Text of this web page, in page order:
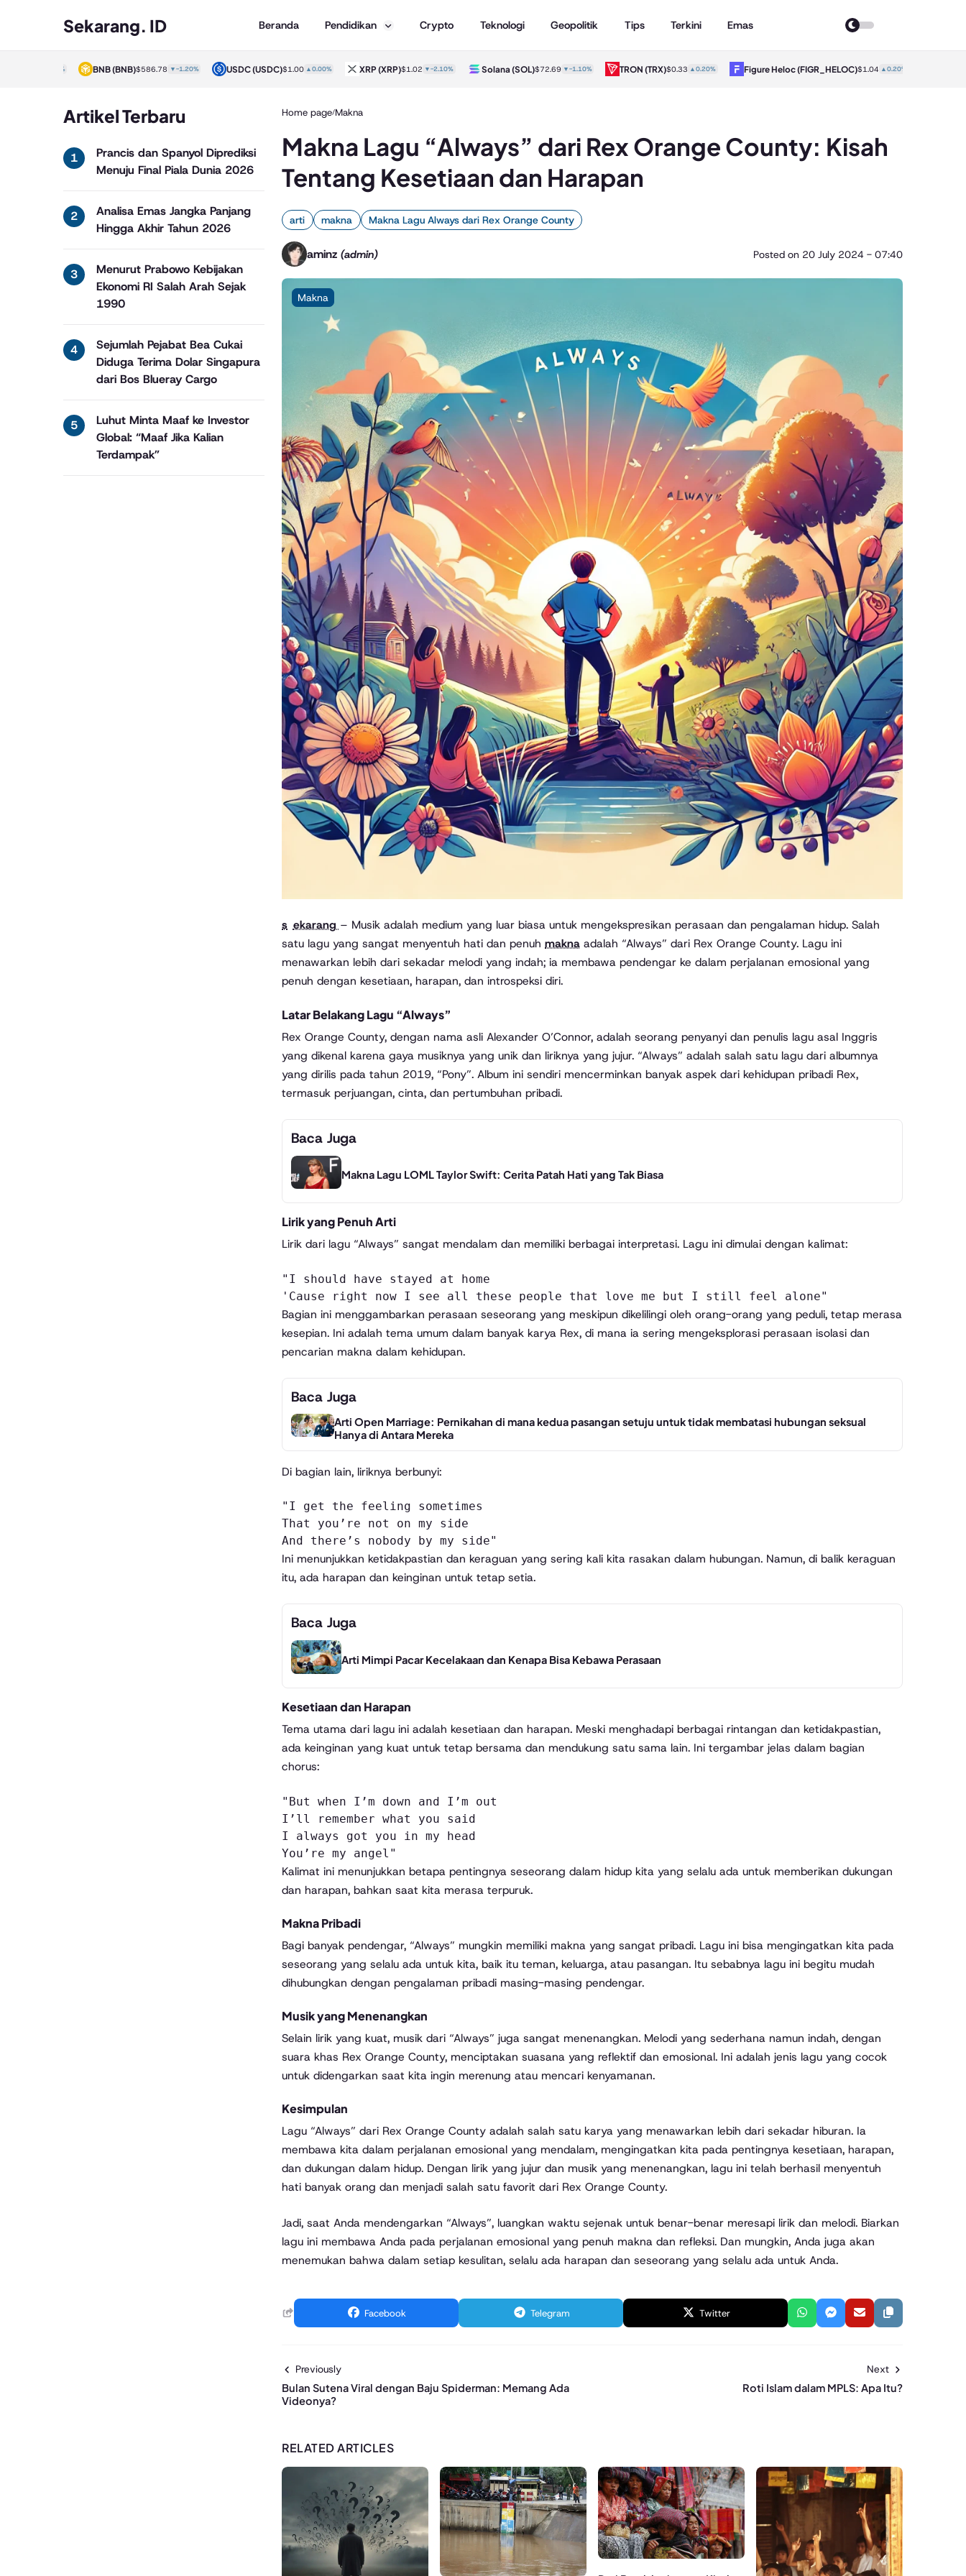
Sekarang. ID Beranda Pendidikan Crypto Teknologi Geopolitik Tips Terkini Emas
BNB(BNB)$586.78▼-1.20% USDC(USDC)$1.00▲0.00% XRP(XRP)$1.02 ▼-2.10% Solana(SOL)$72.69▼-1.10% TRON(TRX)$0.33▲0.20% Figure Heloc(FIGR_HELOC)$1.04▲0.20%
Artikel Terbaru
Prancis dan Spanyol Diprediksi
Menuju Final Piala Dunia 2026
Analisa Emas Jangka Panjang
Hingga Akhir Tahun 2026
Menurut Prabowo Kebijakan
Ekonomi RI Salah Arah Sejak
1990
Sejumlah Pejabat Bea Cukai
Diduga Terima Dolar Singapura
dari Bos Blueray Cargo
Luhut Minta Maaf ke Investor
Global: “Maaf Jika Kalian
Terdampak”
Home page/Makna
Makna Lagu “Always” dari Rex Orange County: Kisah
Tentang Kesetiaan dan Harapan
arti makna Makna Lagu Always dari Rex Orange County
aminz (admin) Posted on 20 July 2024 - 07:40
Makna
sekarang– Musik adalah medium yang luar biasa untuk mengekspresikan perasaan dan pengalaman hidup. Salah
satu lagu yang sangat menyentuh hati dan penuh makna adalah “Always” dari Rex Orange County. Lagu ini
menawarkan lebih dari sekadar melodi yang indah; ia membawa pendengar ke dalam perjalanan emosional yang
penuh dengan kesetiaan, harapan, dan introspeksi diri.
Latar Belakang Lagu “Always”
Rex Orange County, dengan nama asli Alexander O’Connor, adalah seorang penyanyi dan penulis lagu asal Inggris
yang dikenal karena gaya musiknya yang unik dan liriknya yang jujur. “Always” adalah salah satu lagu dari albumnya
yang dirilis pada tahun 2019, “Pony”. Album ini sendiri mencerminkan banyak aspek dari kehidupan pribadi Rex,
termasuk perjuangan, cinta, dan pertumbuhan pribadi.
Baca Juga
Makna Lagu LOML Taylor Swift: Cerita Patah Hati yang Tak Biasa
Lirik yang Penuh Arti
Lirik dari lagu “Always” sangat mendalam dan memiliki berbagai interpretasi. Lagu ini dimulai dengan kalimat:
"I should have stayed at home
'Cause right now I see all these people that love me but I still feel alone"
Bagian ini menggambarkan perasaan seseorang yang meskipun dikelilingi oleh orang-orang yang peduli, tetap merasa
kesepian. Ini adalah tema umum dalam banyak karya Rex, di mana ia sering mengeksplorasi perasaan isolasi dan
pencarian makna dalam kehidupan.
Baca Juga
Arti Open Marriage: Pernikahan di mana kedua pasangan setuju untuk tidak membatasi hubungan seksual
Hanya di Antara Mereka
Di bagian lain, liriknya berbunyi:
"I get the feeling sometimes
That you’re not on my side
And there’s nobody by my side"
Ini menunjukkan ketidakpastian dan keraguan yang sering kali kita rasakan dalam hubungan. Namun, di balik keraguan
itu, ada harapan dan keinginan untuk tetap setia.
Baca Juga
Arti Mimpi Pacar Kecelakaan dan Kenapa Bisa Kebawa Perasaan
Kesetiaan dan Harapan
Tema utama dari lagu ini adalah kesetiaan dan harapan. Meski menghadapi berbagai rintangan dan ketidakpastian,
ada keinginan yang kuat untuk tetap bersama dan mendukung satu sama lain. Ini tergambar jelas dalam bagian
chorus:
"But when I’m down and I’m out
I’ll remember what you said
I always got you in my head
You’re my angel"
Kalimat ini menunjukkan betapa pentingnya seseorang dalam hidup kita yang selalu ada untuk memberikan dukungan
dan harapan, bahkan saat kita merasa terpuruk.
Makna Pribadi
Bagi banyak pendengar, “Always” mungkin memiliki makna yang sangat pribadi. Lagu ini bisa mengingatkan kita pada
seseorang yang selalu ada untuk kita, baik itu teman, keluarga, atau pasangan. Itu sebabnya lagu ini begitu mudah
dihubungkan dengan pengalaman pribadi masing-masing pendengar.
Musik yang Menenangkan
Selain lirik yang kuat, musik dari “Always” juga sangat menenangkan. Melodi yang sederhana namun indah, dengan
suara khas Rex Orange County, menciptakan suasana yang reflektif dan emosional. Ini adalah jenis lagu yang cocok
untuk didengarkan saat kita ingin merenung atau mencari kenyamanan.
Kesimpulan
Lagu “Always” dari Rex Orange County adalah salah satu karya yang menawarkan lebih dari sekadar hiburan. Ia
membawa kita dalam perjalanan emosional yang mendalam, mengingatkan kita pada pentingnya kesetiaan, harapan,
dan dukungan dalam hidup. Dengan lirik yang jujur dan musik yang menenangkan, lagu ini telah berhasil menyentuh
hati banyak orang dan menjadi salah satu favorit dari Rex Orange County.
Jadi, saat Anda mendengarkan “Always”, luangkan waktu sejenak untuk benar-benar meresapi lirik dan melodi. Biarkan
lagu ini membawa Anda pada perjalanan emosional yang penuh makna dan refleksi. Dan mungkin, Anda juga akan
menemukan bahwa dalam setiap kesulitan, selalu ada harapan dan seseorang yang selalu ada untuk Anda.
Facebook Telegram Twitter
Previously
Bulan Sutena Viral dengan Baju Spiderman: Memang Ada
Videonya?
Next
Roti Islam dalam MPLS: Apa Itu?
RELATED ARTICLES